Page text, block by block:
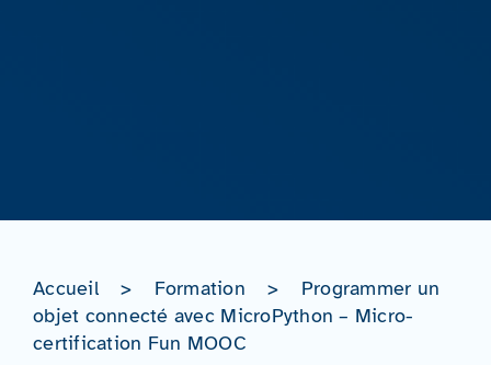
Accueil > Formation >
Programmer un
objet connecté avec MicroPython – Micro-
certification Fun MOOC